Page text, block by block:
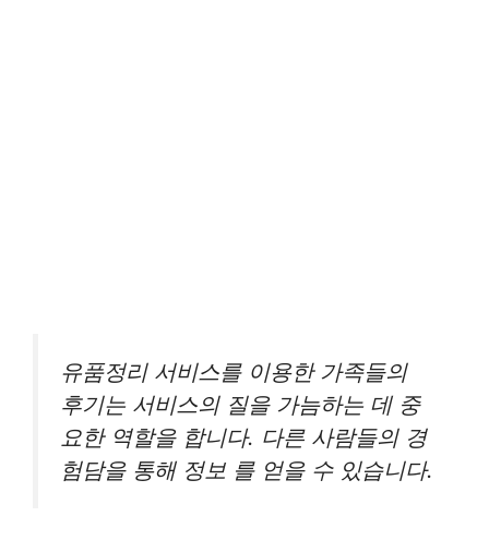
유품정리 서비스를 이용한 가족들의
후기는 서비스의 질을 가늠하는 데 중
요한 역할을 합니다. 다른 사람들의 경
험담을 통해 정보 를 얻을 수 있습니다.